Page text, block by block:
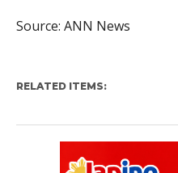
Source: ANN News
RELATED ITEMS: